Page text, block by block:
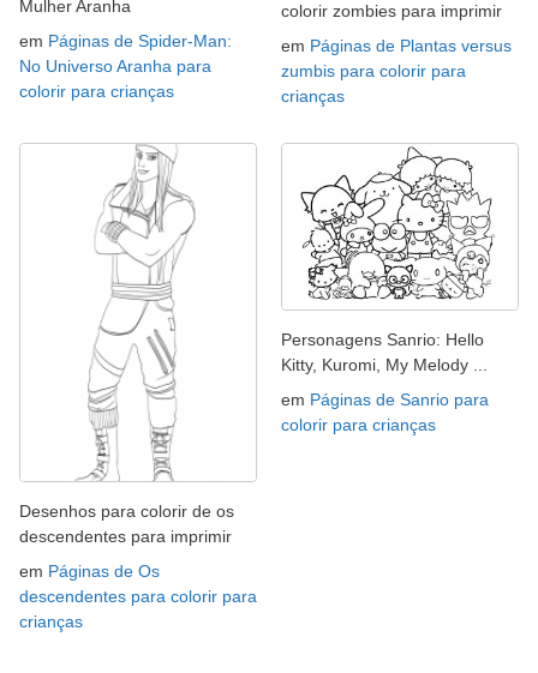
Mulher Aranha
em Páginas de Spider-Man:
No Universo Aranha para
colorir para crianças
colorir zombies para imprimir
em Páginas de Plantas versus
zumbis para colorir para
crianças
Desenhos para colorir de os
descendentes para imprimir
em Páginas de Os
descendentes para colorir para
crianças
Personagens Sanrio: Hello
Kitty, Kuromi, My Melody ...
em Páginas de Sanrio para
colorir para crianças